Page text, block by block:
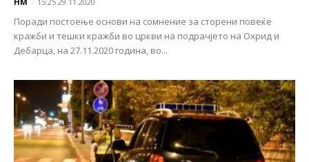
Поради постоење основи на сомнение за сторени повеќе
кражби и тешки кражби во цркви на подрачјето на Охрид и
Дебарца, на 27.11.2020 година, во...